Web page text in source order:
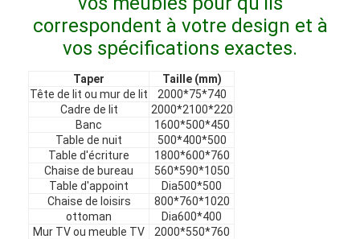
Meubles d'hôtel
Meubles de maison
Meubles pour appartements
Meubles de clubs commerciaux
Meubles de salle à manger
Meubles de bureau
Mobilier fixe
correspondent à votre design et à
vos spécifications exactes.
Taper
Taille (mm)
Tête de lit ou mur de lit
2000*75*740
Cadre de lit
2000*2100*220
Banc
1600*500*450
Table de nuit
500*400*500
Table d'écriture
1800*600*760
Chaise de bureau
560*590*1050
Table d'appoint
Dia500*500
Chaise de loisirs
800*760*1020
ottoman
Dia600*400
Mur TV ou meuble TV
2000*550*760